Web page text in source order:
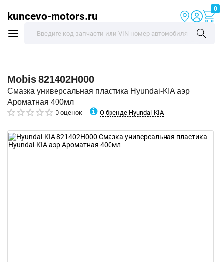
kuncevo-motors.ru
0
Mobis821402H000
Смазка универсальная пластика Hyundai-KIA аэр
Ароматная 400мл
0 оценок О бренде Hyundai-KIA